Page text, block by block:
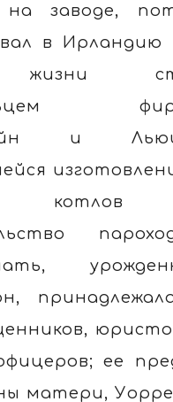
на заводе,
в Ирландию
жизни
и
ее
матери,